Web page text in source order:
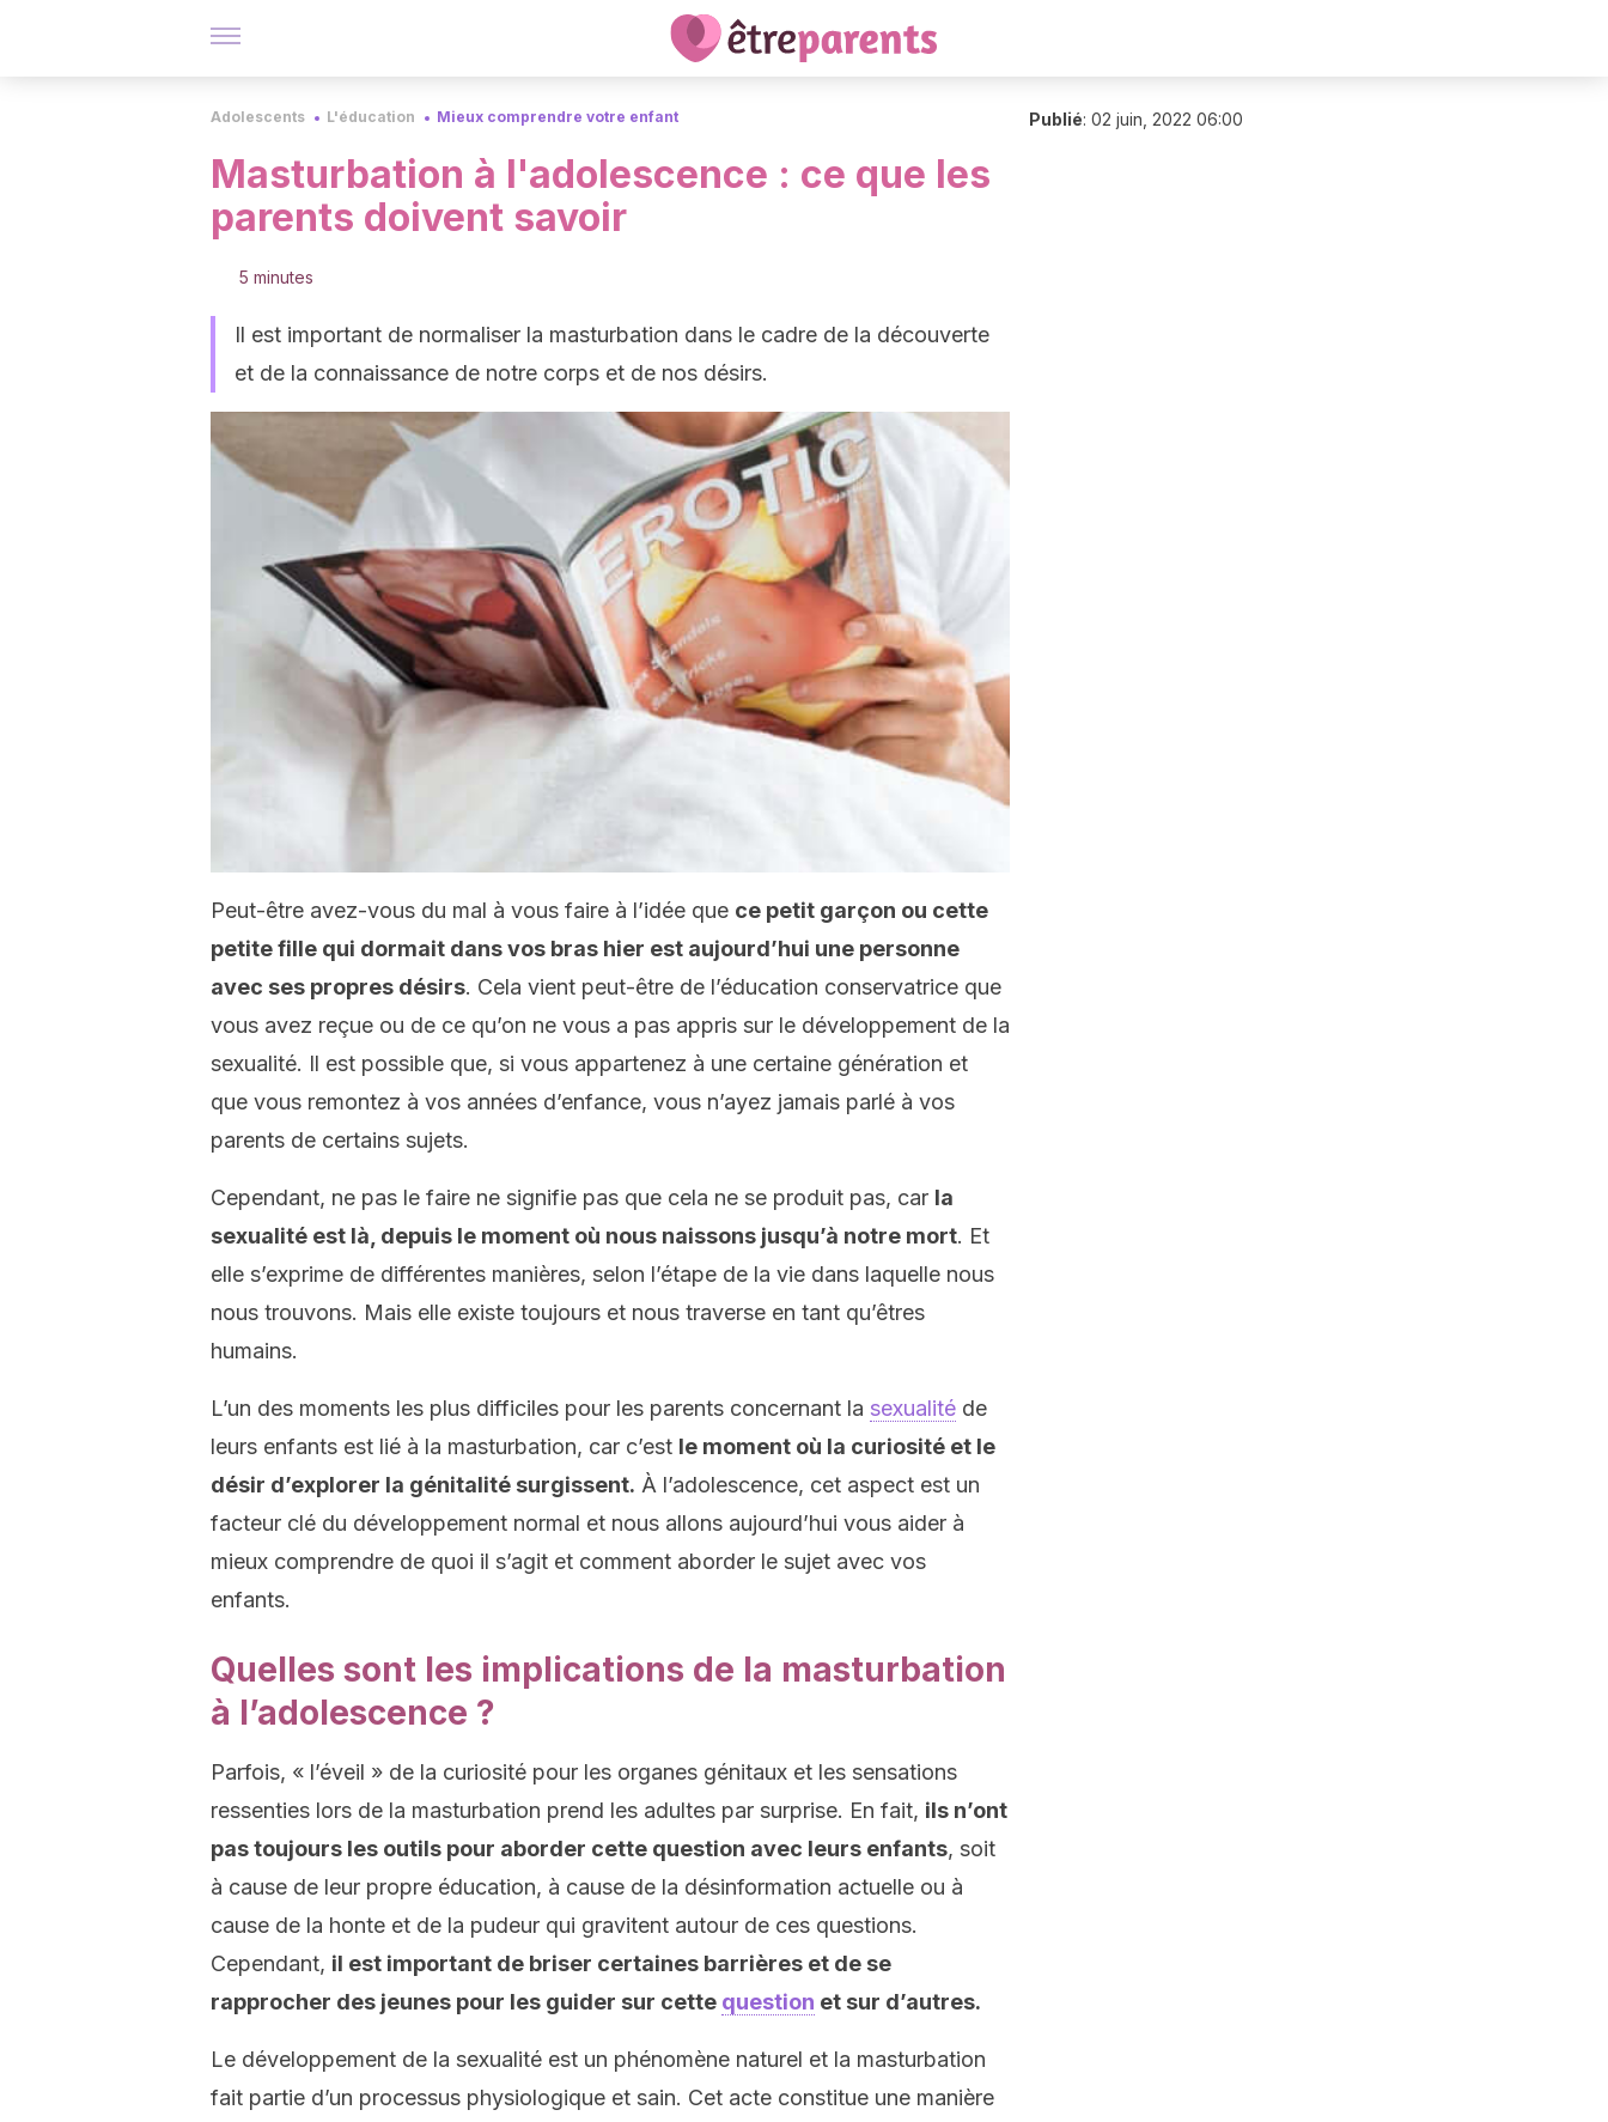
Adolescents L'éducation Mieux comprendre votre enfant
Masturbation à l'adolescence : ce que les
parents doivent savoir
5 minutes
Il est important de normaliser la masturbation dans le cadre de la découverte
et de la connaissance de notre corps et de nos désirs.
Peut-être avez-vous du mal à vous faire à l’idée que ce petit garçon ou cette
petite fille qui dormait dans vos bras hier est aujourd’hui une personne
avec ses propres désirs. Cela vient peut-être de l’éducation conservatrice que
vous avez reçue ou de ce qu’on ne vous a pas appris sur le développement de la
sexualité. Il est possible que, si vous appartenez à une certaine génération et
que vous remontez à vos années d’enfance, vous n’ayez jamais parlé à vos
parents de certains sujets.
Cependant, ne pas le faire ne signifie pas que cela ne se produit pas, car la
sexualité est là, depuis le moment où nous naissons jusqu’à notre mort. Et
elle s’exprime de différentes manières, selon l’étape de la vie dans laquelle nous
nous trouvons. Mais elle existe toujours et nous traverse en tant qu’êtres
humains.
L’un des moments les plus difficiles pour les parents concernant la sexualité de
leurs enfants est lié à la masturbation, car c’est le moment où la curiosité et le
désir d’explorer la génitalité surgissent. À l’adolescence, cet aspect est un
facteur clé du développement normal et nous allons aujourd’hui vous aider à
mieux comprendre de quoi il s’agit et comment aborder le sujet avec vos
enfants.
Quelles sont les implications de la masturbation
à l’adolescence ?
Parfois, « l’éveil » de la curiosité pour les organes génitaux et les sensations
ressenties lors de la masturbation prend les adultes par surprise. En fait, ils n’ont
pas toujours les outils pour aborder cette question avec leurs enfants, soit
à cause de leur propre éducation, à cause de la désinformation actuelle ou à
cause de la honte et de la pudeur qui gravitent autour de ces questions.
Cependant, il est important de briser certaines barrières et de se
rapprocher des jeunes pour les guider sur cette question et sur d’autres.
Le développement de la sexualité est un phénomène naturel et la masturbation
fait partie d’un processus physiologique et sain. Cet acte constitue une manière
Publié: 02 juin, 2022 06:00